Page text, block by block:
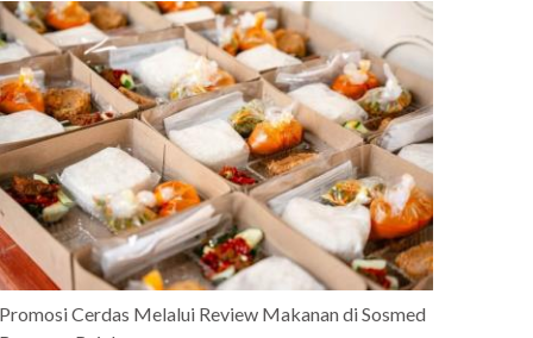
Cerdas Melalui Review Makanan di Sosmed